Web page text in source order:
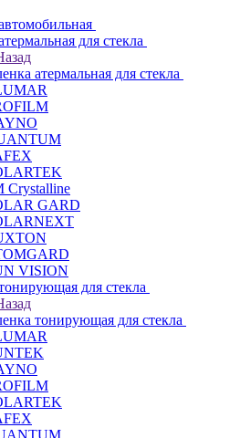
для стекла
атермальная для стекла
Crystalline
GARD
VISION
для стекла
тонирующая для стекла